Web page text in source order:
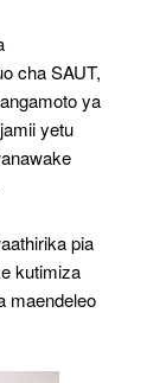
cha SAUT,
ya
yetu
pia
kutimiza
maendeleo